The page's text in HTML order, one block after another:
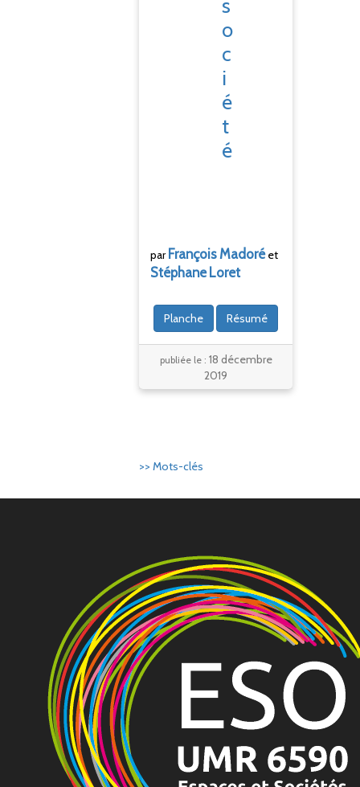
s
o
c
i
é
t
é
par FrançoisMadoréet
Stéphane Loret
Planche Résumé
publiée le : 18 décembre
2019
>> Mots-clés